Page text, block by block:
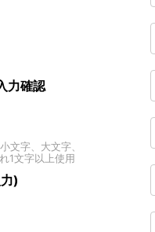
力確認
文字、大文字、
1文字以上使用
)